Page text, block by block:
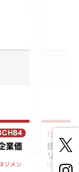
業価
ジメン
15:00-
技術力
リティ
Day4未来